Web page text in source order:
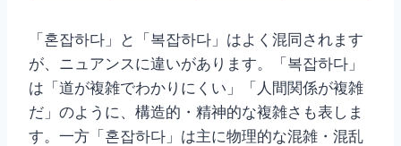
「혼잡하다」と「복잡하다」はよく混同されます
が、ニュアンスに違いがあります。「복잡하다」
は「道が複雑でわかりにくい」「人間関係が複雑
だ」のように、構造的・精神的な複雑さも表しま
す。一方「혼잡하다」は主に物理的な混雑・混乱